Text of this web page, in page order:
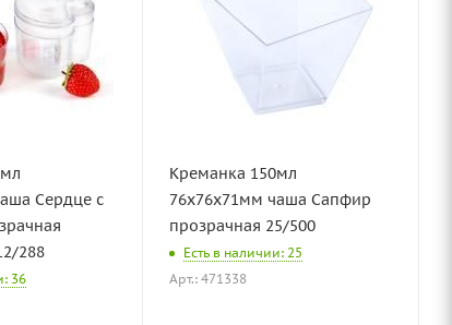
Сердце с
288
36
Креманка 150мл
76х76х71мм чаша Сапфир
прозрачная 25/500
Есть в наличии: 25
Арт.: 471338